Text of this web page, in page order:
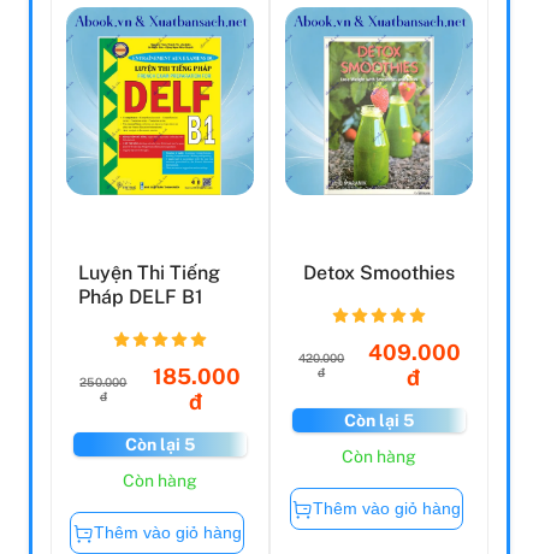
Luyện Thi Tiếng
Pháp DELF B1
250.000
đ
185.000
đ
Còn lại 5
Còn hàng
Thêm vào giỏ hàng
Detox Smoothies
420.000
đ
409.000
đ
Còn lại 5
Còn hàng
Thêm vào giỏ hàng